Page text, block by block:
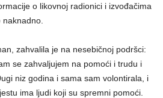
o likovnoj radionici i izvođačima
zahvalila je na nesebičnoj podršci:
se zahvaljujem na pomoći i trudu i
niz godina i sama sam volontirala, i
ima ljudi koji su spremni pomoći.